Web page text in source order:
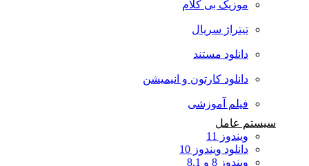
موزیک بی کلام
تیتراژ سریال
دانلود مستند
دانلود کارتون و انیمیشن
فیلم آموزشی
سیستم عامل
ویندوز 11
دانلود ویندوز 10
ویندوز 8 و 8.1